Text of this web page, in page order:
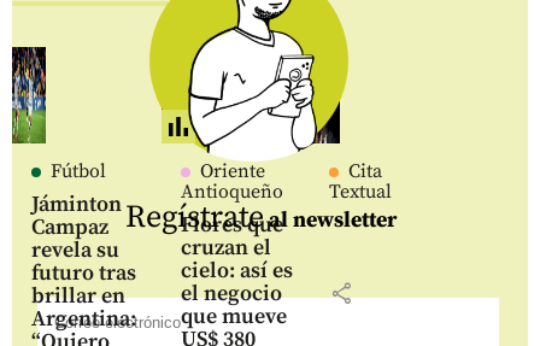
Fútbol
Jáminton
Campaz
revela su
futuro tras
brillar en
Argentina:
Oriente
Antioqueño
Flores que
cruzan el
cielo: así es
el negocio
que mueve
US$ 380
Cita
Textual
share
Regístrateal newsletter